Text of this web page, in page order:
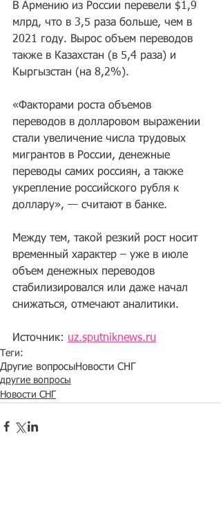
В Армению из России перевели $1,9
млрд, что в 3,5 раза больше, чем в
2021 году. Вырос объем переводов
также в Казахстан (в 5,4 раза) и
Кыргызстан (на 8,2%).
«Факторами роста объемов
переводов в долларовом выражении
стали увеличение числа трудовых
мигрантов в России, денежные
переводы самих россиян, а также
укрепление российского рубля к
доллару», — считают в банке.
Между тем, такой резкий рост носит
временный характер – уже в июле
объем денежных переводов
стабилизировался или даже начал
снижаться, отмечают аналитики.
Источник: uz.sputniknews.ru
Теги:
Другие вопросыНовости СНГ
другие вопросы
Новости СНГ